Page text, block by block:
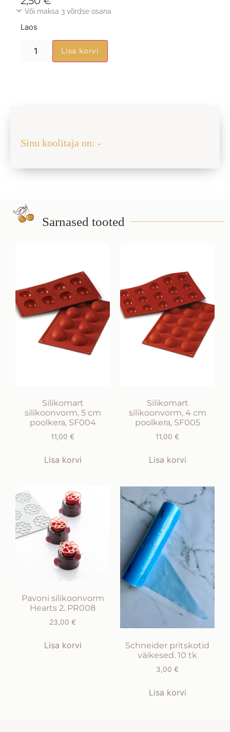
Või maksa 3 võrdse osana
Laos
Lisa korvi
Sinu koolitaja on: -
Sarnased tooted
Silikomart
silikoonvorm, 5 cm
poolkera, SF004
11,00 €
Lisa korvi
Silikomart
silikoonvorm, 4 cm
poolkera, SF005
11,00 €
Lisa korvi
Pavoni silikoonvorm
Hearts 2. PR008
23,00 €
Lisa korvi
Schneider pritskotid
väikesed. 10 tk
3,00 €
Lisa korvi